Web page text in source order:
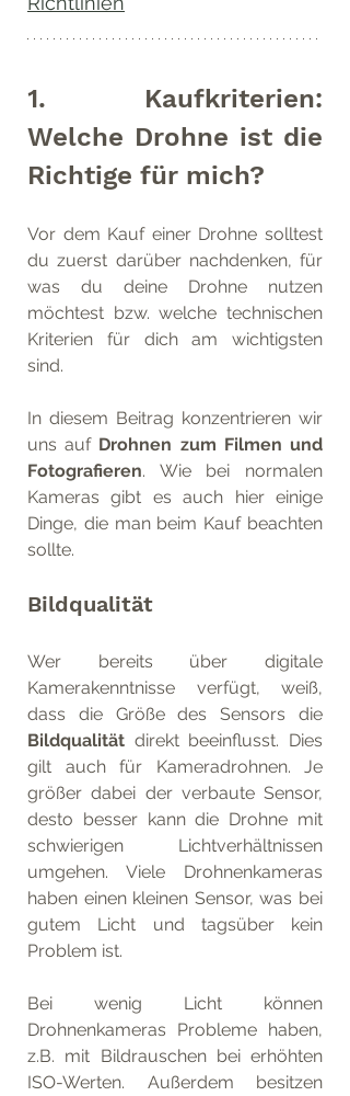
1. Kaufkriterien:
Welche Drohne ist die
Richtige für mich?
Vor dem Kauf einer Drohne solltest
du zuerst darüber nachdenken, für
was du deine Drohne nutzen
möchtest bzw. welche technischen
Kriterien für dich am wichtigsten
sind.
In diesem Beitrag konzentrieren wir
uns auf Drohnen zum Filmen und
Fotografieren. Wie bei normalen
Kameras gibt es auch hier einige
Dinge, die man beim Kauf beachten
sollte.
Bildqualität
Wer bereits über digitale
Kamerakenntnisse verfügt, weiß,
Bildqualität direkt beeinflusst. Dies
gilt auch für Kameradrohnen. Je
größer dabei der verbaute Sensor,
desto besser kann die Drohne mit
schwierigen Lichtverhältnissen
umgehen. Viele Drohnenkameras
haben einen kleinen Sensor, was bei
gutem Licht und tagsüber kein
Problem ist.
Bei wenig Licht können
Drohnenkameras Probleme haben,
z.B. mit Bildrauschen bei erhöhten
ISO-Werten. Außerdem besitzen